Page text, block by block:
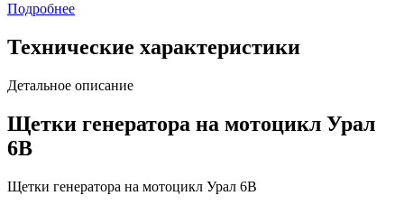
Подробнее
Технические характеристики
Детальное описание
Щетки генератора на мотоцикл Урал
6В
Щетки генератора на мотоцикл Урал 6В